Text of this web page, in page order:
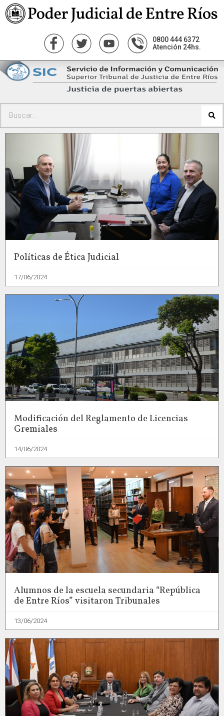
0800 444 6372
Atención 24hs.
Políticas de Ética Judicial
17/06/2024
Modificación del Reglamento de Licencias
Gremiales
14/06/2024
Alumnos de la escuela secundaria “República
de Entre Ríos” visitaron Tribunales
13/06/2024